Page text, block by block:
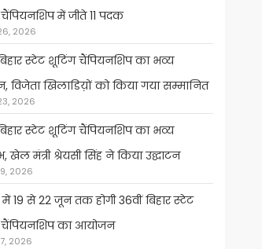
में जीते 11 पदक
2026
स्टेट शूटिंग चैंपियनशिप का भव्य
विजेता खिलाडिय़ों को किया गया सम्मानित
2026
स्टेट शूटिंग चैंपियनशिप का भव्य
खेल मंत्री श्रेयसी सिंह ने किया उद्घाटन
2026
में 19 से 22 जून तक होगी 36वीं बिहार स्टेट
का आयोजन
2026